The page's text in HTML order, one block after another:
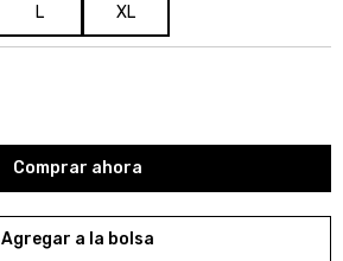
L XL
Comprar ahora
Agregar a la bolsa